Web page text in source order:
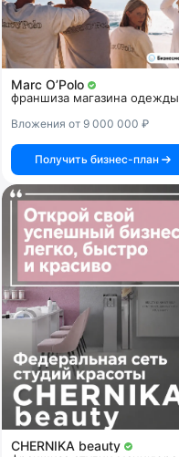
Marc O’Polo
франшиза магазина одежды
Вложения от 9 000 000 ₽
Получить бизнес-план
CHERNIKA beauty